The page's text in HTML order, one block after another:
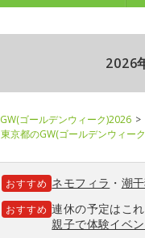
2026
GW(ゴールデンウィーク)2026
東京都のGW(ゴールデンウィー
おすすめ ネモフィラ ・ 潮
おすすめ 連休の予定はこ
親子で体験イベン